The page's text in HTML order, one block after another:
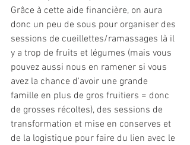
Grâce à cette aide financière, on aura
donc un peu de sous pour organiser des
sessions de cueillettes/ramassages là il
y a trop de fruits et légumes (mais vous
pouvez aussi nous en ramener si vous
avez la chance d'avoir une grande
famille en plus de gros fruitiers = donc
de grosses récoltes), des sessions de
transformation et mise en conserves et
de la logistique pour faire du lien avec le